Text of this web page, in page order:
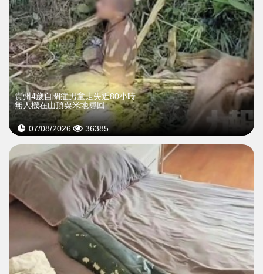
貴州4歲自閉症男童走失近80小時
無人機在山頂粟米地尋回
07/08/2026 36385